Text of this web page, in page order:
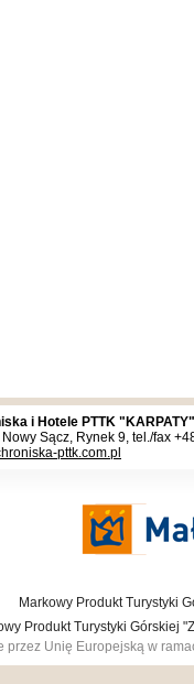
i Hotele PTTK
Sącz, Rynek 9, tel./fax
pttk.com.pl
Markowy Produkt Turystyki
Produkt Turystyki Górskiej
przez Unię Europejską w